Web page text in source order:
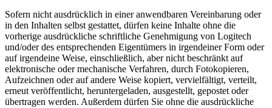
Sofern nicht ausdrücklich in einer anwendbaren Vereinbarung oder
in den Inhalten selbst gestattet, dürfen keine Inhalte ohne die
vorherige ausdrückliche schriftliche Genehmigung von Logitech
und/oder des entsprechenden Eigentümers in irgendeiner Form oder
auf irgendeine Weise, einschließlich, aber nicht beschränkt auf
elektronische oder mechanische Verfahren, durch Fotokopieren,
Aufzeichnen oder auf andere Weise kopiert, vervielfältigt, verteilt,
erneut veröffentlicht, heruntergeladen, ausgestellt, gepostet oder
übertragen werden. Außerdem dürfen Sie ohne die ausdrückliche